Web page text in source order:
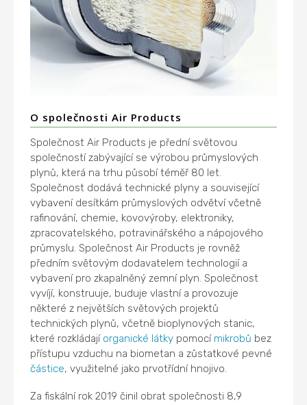
O společnosti Air Products
Společnost Air Products je přední světovou
společností zabývající se výrobou průmyslových
plynů, která na trhu působí téměř 80 let.
Společnost dodává technické plyny a související
vybavení desítkám průmyslových odvětví včetně
rafinování, chemie, kovovýroby, elektroniky,
zpracovatelského, potravinářského a nápojového
průmyslu. Společnost Air Products je rovněž
předním světovým dodavatelem technologií a
vybavení pro zkapalněný zemní plyn. Společnost
vyvíjí, konstruuje, buduje vlastní a provozuje
některé z největších světových projektů
technických plynů, včetně bioplynových stanic,
které rozkládají organické látky pomocí mikrobů bez
přístupu vzduchu na biometan a zůstatkové pevné
částice, využitelné jako prvotřídní hnojivo.
Za fiskální rok 2019 činil obrat společnosti 8,9